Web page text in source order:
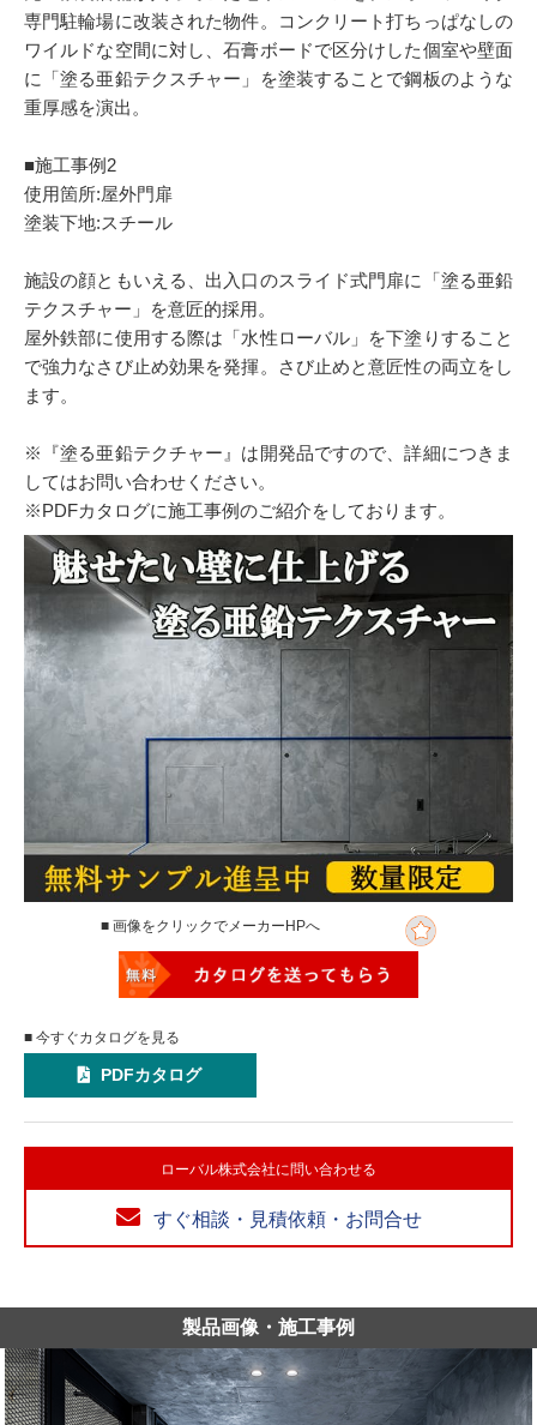
専門駐輪場に改装された物件。コンクリート打ちっぱなしの
ワイルドな空間に対し、石膏ボードで区分けした個室や壁面
に「塗る亜鉛テクスチャー」を塗装することで鋼板のような
重厚感を演出。
■施工事例2
使用箇所:屋外門扉
塗装下地:スチール
施設の顔ともいえる、出入口のスライド式門扉に「塗る亜鉛
テクスチャー」を意匠的採用。
屋外鉄部に使用する際は「水性ローバル」を下塗りすること
で強力なさび止め効果を発揮。さび止めと意匠性の両立をし
ます。
※『塗る亜鉛テクチャー』は開発品ですので、詳細につきま
してはお問い合わせください。
※PDFカタログに施工事例のご紹介をしております。
■ 画像をクリックでメーカーHPへ
■ 今すぐカタログを見る
PDFカタログ
ローバル株式会社に問い合わせる
すぐ相談・見積依頼・お問合せ
製品画像・施工事例